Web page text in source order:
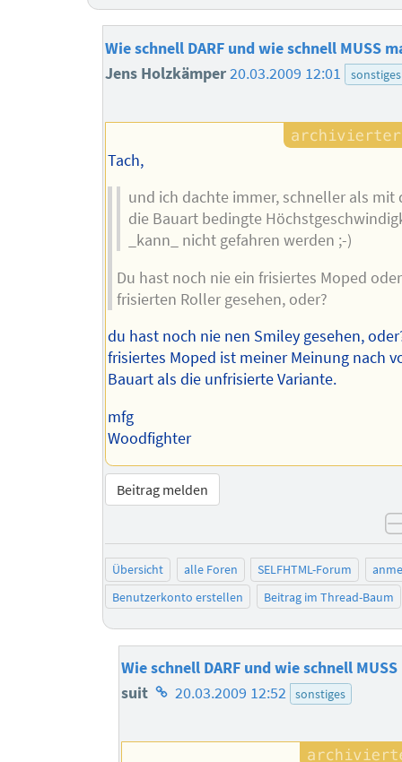
Wie schnell DARF und wie schnell MUSS
Jens Holzkämper20.03.2009 12:01 sonstiges
Tach,
und ich dachte immer, schneller als mit
die Bauart bedingte
_kann_ nicht gefahren werden ;-)
Du hast noch nie ein frisiertes Moped
frisierten Roller gesehen, oder?
du hast noch nie nen Smiley gesehen,
frisiertes Moped ist meiner Meinung nach
Bauart als die unfrisierte Variante.
mfg
Woodfighter
Beitrag melden
Übersicht alle Foren SELFHTML-Forum
Benutzerkonto erstellen
Beitrag im Thread-Baum
Wie schnell DARF und wie schnell
suit Homepage
Autors
20.03.2009 12:52 sonstiges